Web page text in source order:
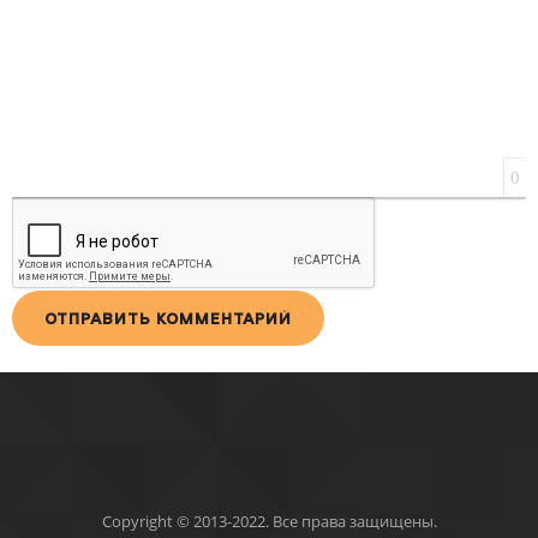
0
ОТПРАВИТЬ КОММЕНТАРИЙ
Copyright © 2013-2022. Все права защищены.